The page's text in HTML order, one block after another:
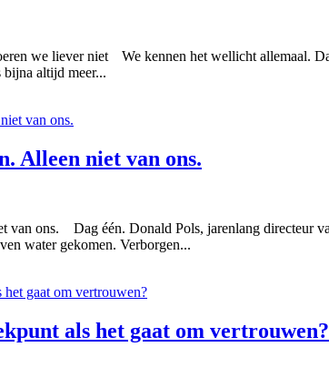
we liever niet We kennen het wellicht allemaal.
altijd meer...
Alleen niet van ons.
van ons. Dag één. Donald Pols, jarenlang directeur
water gekomen. Verborgen...
als het gaat om vertrouwen?